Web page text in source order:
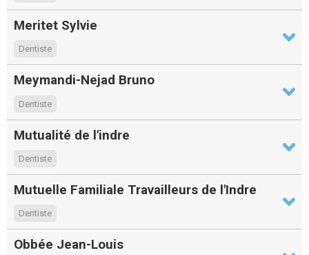
Meritet Sylvie
Dentiste
Meymandi-Nejad Bruno
Dentiste
Mutualité de l'indre
Dentiste
Mutuelle Familiale Travailleurs de l'Indre
Dentiste
Obbée Jean-Louis